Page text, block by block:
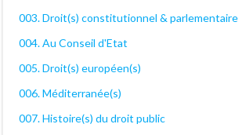
003. Droit(s) constitutionnel & parlementaire
004. Au Conseil d'Etat
005. Droit(s) européen(s)
006. Méditerranée(s)
007. Histoire(s) du droit public